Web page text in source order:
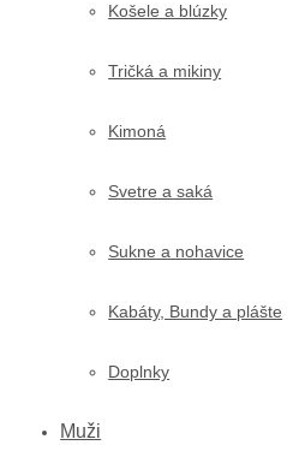
Košele a blúzky
Tričká a mikiny
Kimoná
Svetre a saká
Sukne a nohavice
Kabáty, Bundy a plášte
Doplnky
Muži